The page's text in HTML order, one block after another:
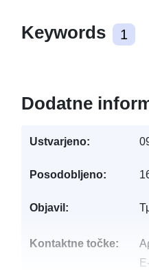
Keywords 1
Dodatne
Ustvarjeno:
Posodobljeno:
Objavil:
Kontaktne točke: